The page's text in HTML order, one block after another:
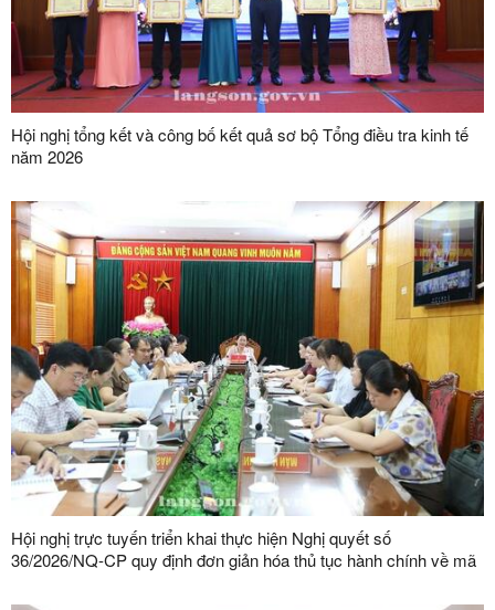
Hội nghị tổng kết và công bố kết quả sơ bộ Tổng điều tra kinh tế
năm 2026
Hội nghị trực tuyến triển khai thực hiện Nghị quyết số
36/2026/NQ-CP quy định đơn giản hóa thủ tục hành chính về mã